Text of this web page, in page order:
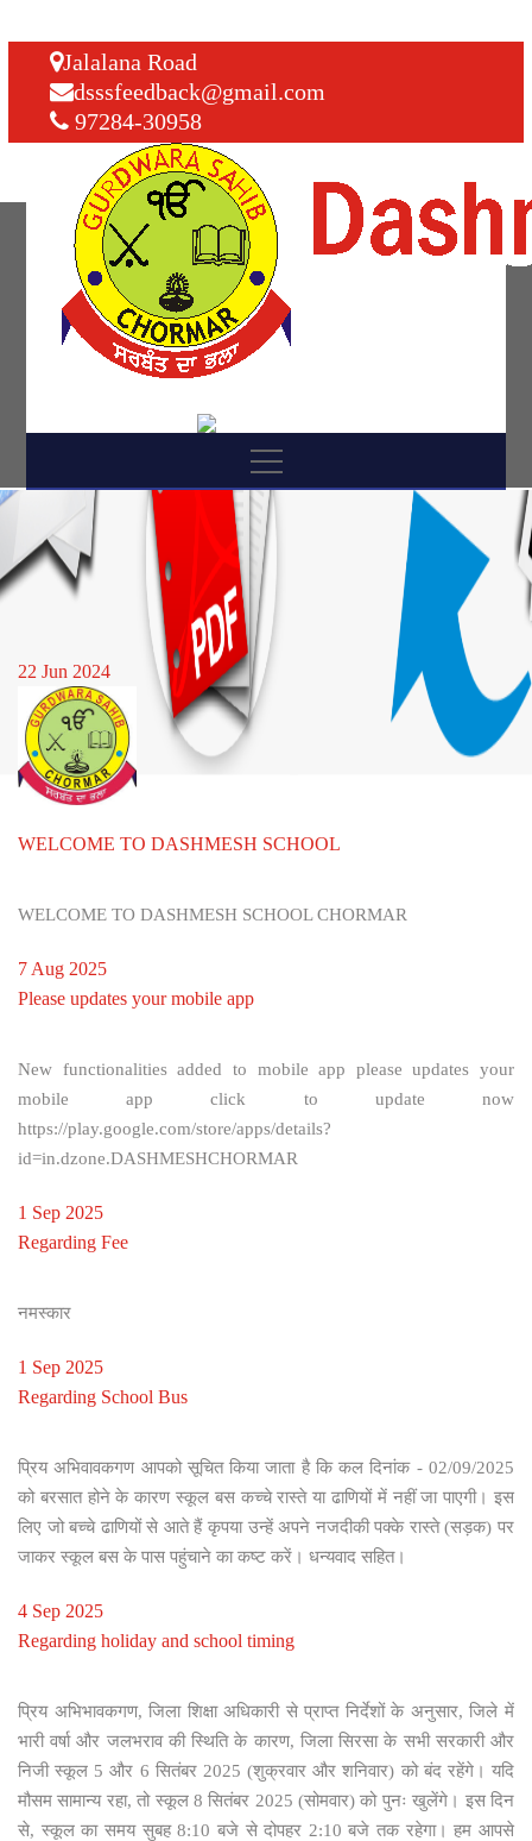
Jalalana Road
dsssfeedback@gmail.com
97284-30958
Notice/News
22 Jun 2024
WELCOME TO DASHMESH SCHOOL
WELCOME TO DASHMESH SCHOOL CHORMAR
7 Aug 2025
Please updates your mobile app
New functionalities added to mobile app please updates your
mobile app click to update now
https://play.google.com/store/apps/details?
id=in.dzone.DASHMESHCHORMAR
1 Sep 2025
Regarding Fee
नमस्कार
1 Sep 2025
Regarding School Bus
प्रिय अभिवावकगण आपको सूचित किया जाता है कि कल दिनांक - 02/09/2025
को बरसात होने के कारण स्कूल बस कच्चे रास्ते या ढाणियों में नहीं जा पाएगी। इस
लिए जो बच्चे ढाणियों से आते हैं कृपया उन्हें अपने नजदीकी पक्के रास्ते (सड़क) पर
जाकर स्कूल बस के पास पहुंचाने का कष्ट करें। धन्यवाद सहित।
4 Sep 2025
Regarding holiday and school timing
प्रिय अभिभावकगण, जिला शिक्षा अधिकारी से प्राप्त निर्देशों के अनुसार, जिले में
भारी वर्षा और जलभराव की स्थिति के कारण, जिला सिरसा के सभी सरकारी और
निजी स्कूल 5 और 6 सितंबर 2025 (शुक्रवार और शनिवार) को बंद रहेंगे। यदि
मौसम सामान्य रहा, तो स्कूल 8 सितंबर 2025 (सोमवार) को पुनः खुलेंगे। इस दिन
से, स्कूल का समय सुबह 8:10 बजे से दोपहर 2:10 बजे तक रहेगा। हम आपसे